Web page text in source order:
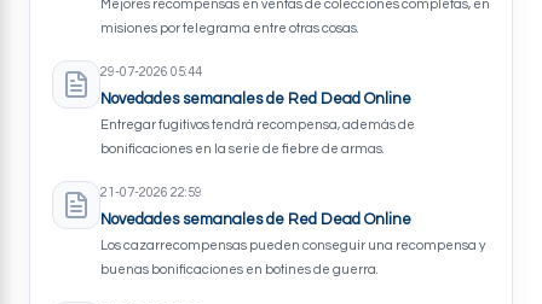
Mejores recompensas en ventas de colecciones completas, en
misiones por telegrama entre otras cosas.
29-07-2026 05:44
Novedades semanales de Red Dead Online
Entregar fugitivos tendrá recompensa, además de
bonificaciones en la serie de fiebre de armas.
21-07-2026 22:59
Novedades semanales de Red Dead Online
Los cazarrecompensas pueden conseguir una recompensa y
buenas bonificaciones en botines de guerra.